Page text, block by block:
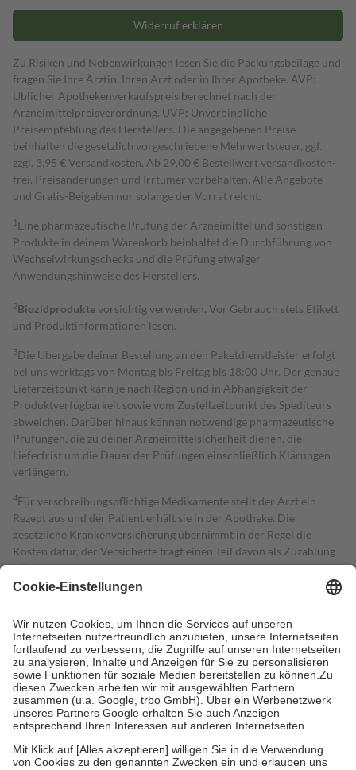
Widerruf erklären
Zu Risiken und Nebenwirkungen lesen Sie die Packungsbeilage und
fragen Sie Ihre Ärztin, Ihren Arzt oder in Ihrer Apotheke. AVP:
Üblicher Apothekenverkaufspreis berechnet nach der
Arzneimittelpreisverordnung. UVP: Unverbindliche
Preisempfehlung des Herstellers. Die angegebenen Preise
beinhalten die gesetzlich vorgeschriebene Mehrwertsteuer, ggf.
zzgl. 3,95 € Versandkosten. Ab 29,00 € Bestell­wert versand­kosten­
frei. Preisänderungen und Irrtümer vorbehalten. Alle Angebote
und Gratis-Beigaben nur solange der Vorrat reicht.
1 Eine pharmazeutische Prüfung der Arzneimittel und sonstigen
Produkte in deinem Warenkorb beinhaltet die Durchführung von
Wechselwirkungschecks und die Prüfung etwaiger
Anwendungshinweise des Herstellers.
2Biozidproduktevorsichtig verwenden. Vor Gebrauch stets Etikett
und Produktinformationen lesen.
3Die Übergabe deiner Bestellung an den Paketdienstleister erfolgt
bei uns werktags von Montag bis Freitag bis 18:00 Uhr. Der genaue
Lieferzeitpunkt kann je nach Region und in Abhängigkeit der
Produktverfügbarkeit sowie vom Zustellzeitpunkt des Spediteurs
abweichen. Darüber hinaus können notwendige pharmazeutische
Prüfungen, die zu deiner Arzneimittelsicherheit dienen, die
Lieferfrist um die Dauer der Prüfungen einschließlich Klärungen
verlängern.
4Für verschreibungspflichtige Medikamente stellt der Arzt ein
Rezept aus und der Patient erhält sie in der Apotheke. Die
gesetzliche Krankenversicherung übernimmt in der Regel die
Kosten dafür, der Versicherte trägt einen Teil davon als Zuzahlung
mit.
Grundsätzlich leisten Mitglieder Zuzahlungen in Höhe von zehn
höchstens zehn Euro.
Es sind jedoch nie mehr als die tatsächlichen
Kosten der Leistung zu entrichten.
Diese Regeln gelten grundsätzlich auch für Online-Apotheken.
Bei Heilmitteln und häuslicher Krankenpflege beträgt die
Zuzahlung zehn Prozent der Kosten sowie zehn Euro je
Verordnung.
Um das Engagement der Versicherten für ihre eigene Gesundheit zu
stärken und die besondere Stellung der Familie zu unterstützen,
fallenkeine Zuzahlungenan bei: